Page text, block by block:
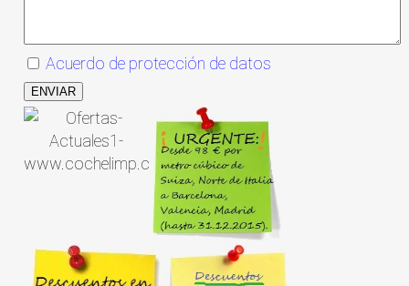
Acuerdo de protección de datos
ENVIAR